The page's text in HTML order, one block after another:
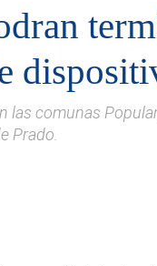
las comunas
Prado.